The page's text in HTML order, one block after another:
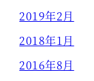
2019年2月
2018年1月
2016年8月